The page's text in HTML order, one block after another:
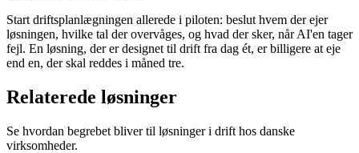
Start driftsplanlægningen allerede i piloten: beslut hvem der ejer
løsningen, hvilke tal der overvåges, og hvad der sker, når AI'en tager
fejl. En løsning, der er designet til drift fra dag ét, er billigere at eje
end en, der skal reddes i måned tre.
Relaterede løsninger
Se hvordan begrebet bliver til løsninger i drift hos danske
virksomheder.